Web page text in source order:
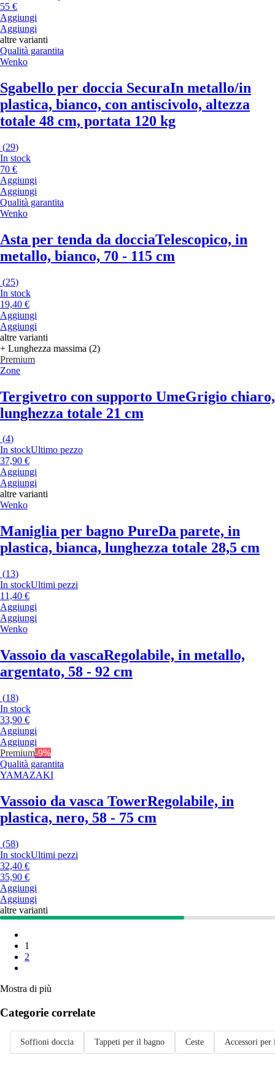
55 €
Aggiungi
Aggiungi
altre varianti
Qualità garantita
Wenko
Sgabello per doccia SecuraIn metallo/in
plastica, bianco, con antiscivolo, altezza
totale 48 cm, portata 120 kg
(29)
In stock
70 €
Aggiungi
Aggiungi
Qualità garantita
Wenko
Asta per tenda da docciaTelescopico, in
metallo, bianco, 70 - 115 cm
(25)
In stock
19,40 €
Aggiungi
Aggiungi
altre varianti
+ Lunghezza massima (2)
Premium
Zone
Tergivetro con supporto UmeGrigio chiaro,
lunghezza totale 21 cm
(4)
In stockUltimo pezzo
37,90 €
Aggiungi
Aggiungi
altre varianti
Wenko
Maniglia per bagno PureDa parete, in
plastica, bianca, lunghezza totale 28,5 cm
(13)
In stockUltimi pezzi
11,40 €
Aggiungi
Aggiungi
Wenko
Vassoio da vascaRegolabile, in metallo,
argentato, 58 - 92 cm
(18)
In stock
33,90 €
Aggiungi
Aggiungi
Premium-9%
Qualità garantita
YAMAZAKI
Vassoio da vasca TowerRegolabile, in
plastica, nero, 58 - 75 cm
(58)
In stockUltimi pezzi
32,40 €
35,90 €
Aggiungi
Aggiungi
altre varianti
1
2
Mostra di più
Categorie correlate
Soffioni doccia Tappeti per il bagno Ceste Accessori per